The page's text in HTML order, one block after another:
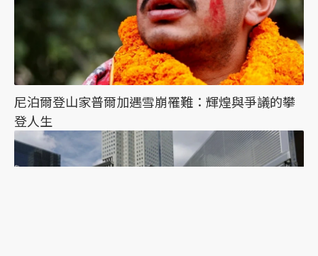
尼泊爾登山家普爾加遇雪崩罹難：輝煌與爭議的攀
登人生